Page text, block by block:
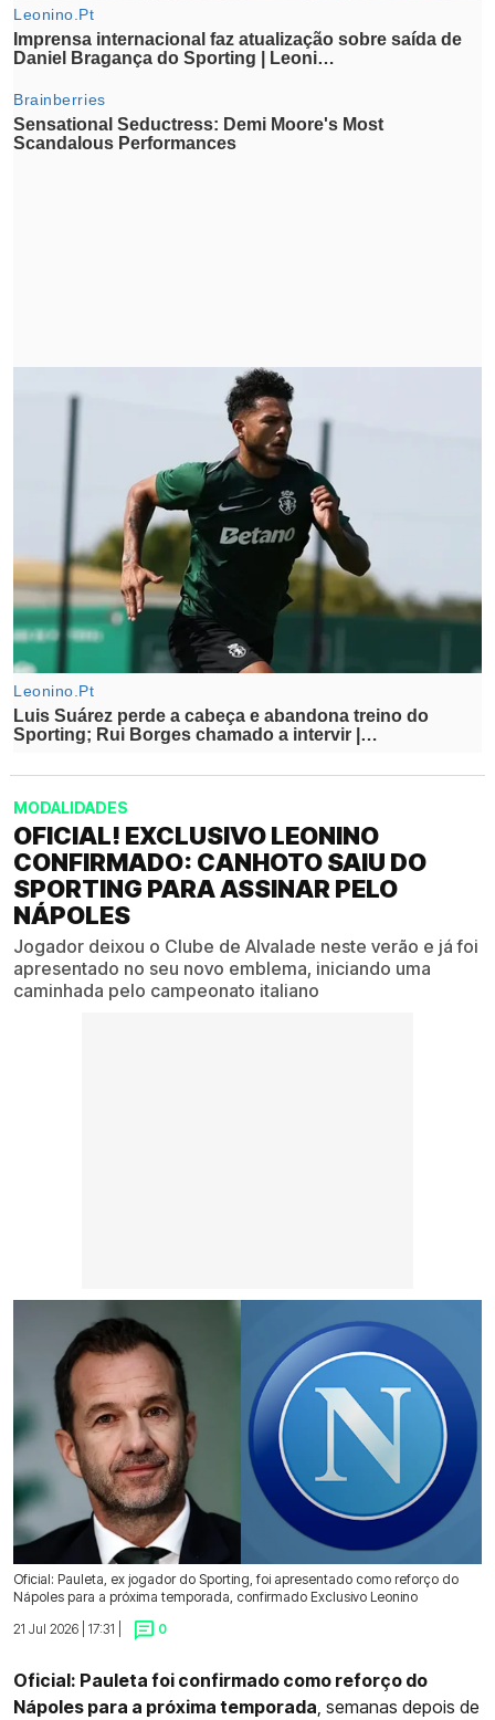
MODALIDADES
OFICIAL! EXCLUSIVO LEONINO
CONFIRMADO: CANHOTO SAIU DO
SPORTING PARA ASSINAR PELO
NÁPOLES
Jogador deixou o Clube de Alvalade neste verão e já foi
apresentado no seu novo emblema, iniciando uma
caminhada pelo campeonato italiano
Oficial: Pauleta, ex jogador do Sporting, foi apresentado como reforço do
Nápoles para a próxima temporada, confirmado Exclusivo Leonino
21 Jul 2026 | 17:31 |
0
Oficial: Pauleta foi confirmado como reforço do
Nápoles para a próxima temporada , semanas depois de